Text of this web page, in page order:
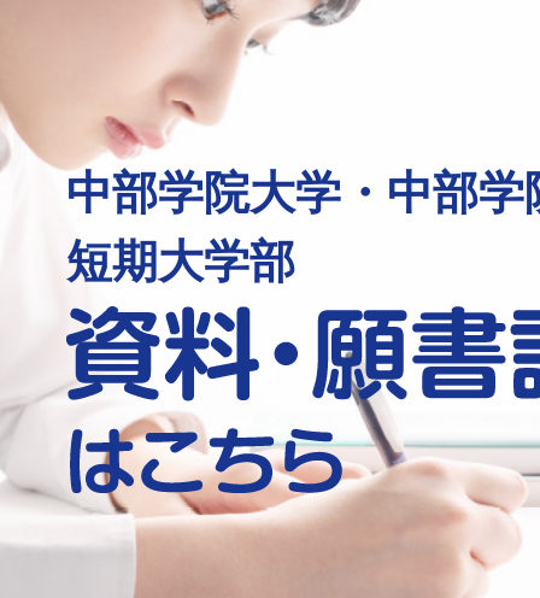
中部学院大学・中部学
短期大学部